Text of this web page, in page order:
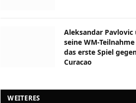
Aleksandar Pavlovic
seine WM-
das erste Spiel
Curacao
WEITERES